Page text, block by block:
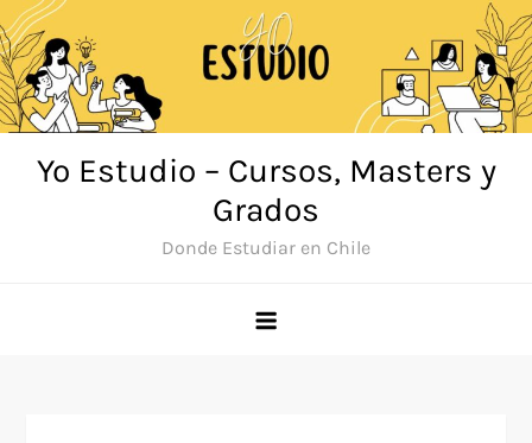
Saltar
al
contenido
Yo Estudio – Cursos, Masters y
Grados
Donde Estudiar en Chile